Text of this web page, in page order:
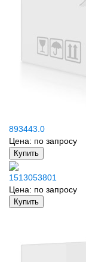
893443.0
Цена: по запросу
Купить
1513053801
Цена: по запросу
Купить